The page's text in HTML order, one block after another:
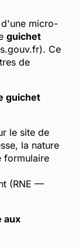
micro-
guichet
Ce
de
guichet
le site de
la nature
formulaire
(RNE —
aux